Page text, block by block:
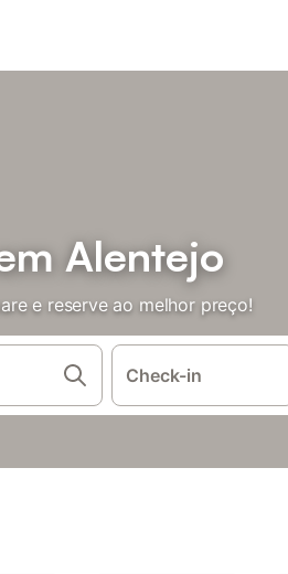
Alentejo
e reserve ao melhor preço!
Check-in